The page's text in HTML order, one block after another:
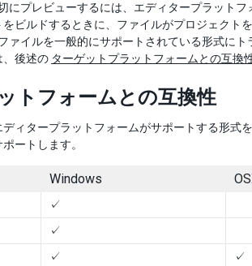
にプレビューするには、エディタープラット
ビルドするときに、ファイルがプロジェク
ァイルを一般的にサポートされている形式に
、後述の ターゲットプラットフォームとの互換
トフォームとの互換性
ィタープラットフォームがサポートする形
ートします。
Windows
✓
✓
✓
✓